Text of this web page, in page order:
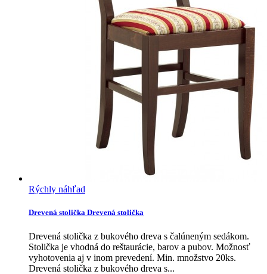
Rýchly náhľad
Drevená stolička Drevená stolička
Drevená stolička z bukového dreva s čalúneným sedákom.
Stolička je vhodná do reštaurácie, barov a pubov. Možnosť
vyhotovenia aj v inom prevedení. Min. množstvo 20ks.
Drevená stolička z bukového dreva s...